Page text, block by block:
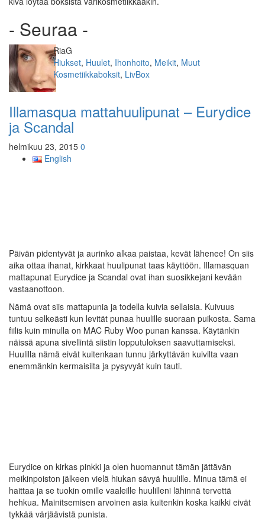
- Seuraa -
Kirjoittaja
RiaG
Kategoriat
Hiukset, Huulet, Ihonhoito, Meikit, Muut
Avainsanat
Kosmetiikkaboksit, LivBox
Illamasqua mattahuulipunat – Eurydice
ja Scandal
helmikuu 23, 2015 0
English
Päivän pidentyvät ja aurinko alkaa paistaa, kevät lähenee! On siis
aika ottaa ihanat, kirkkaat huulipunat taas käyttöön. Illamasquan
mattapunat Eurydice ja Scandal ovat ihan suosikkejani kevään
vastaanottoon.
Nämä ovat siis mattapunia ja todella kuivia sellaisia. Kuivuus
tuntuu selkeästi kun levität punaa huulille suoraan puikosta. Sama
fiilis kuin minulla on MAC Ruby Woo punan kanssa. Käytänkin
näissä apuna sivellintä siistin lopputuloksen saavuttamiseksi.
Huulilla nämä eivät kuitenkaan tunnu järkyttävän kuivilta vaan
enemmänkin kermaisilta ja pysyvyät kuin tauti.
Eurydice on kirkas pinkki ja olen huomannut tämän jättävän
meikinpoiston jälkeen vielä hiukan sävyä huulille. Minua tämä ei
haittaa ja se tuokin omille vaaleille huulilleni lähinnä tervettä
hehkua. Mainitsemisen arvoinen asia kuitenkin koska kaikki eivät
tykkää värjäävistä punista.